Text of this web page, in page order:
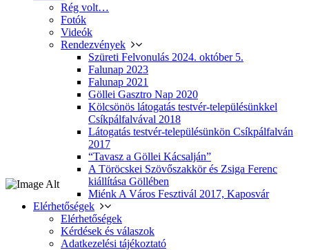
Rég volt…
Fotók
Videók
Rendezvények
Szüreti Felvonulás 2024. október 5.
Falunap 2023
Falunap 2021
Göllei Gasztro Nap 2020
Kölcsönös látogatás testvér-településünkkel
Csíkpálfalvával 2018
Látogatás testvér-településünkön Csíkpálfalván
2017
“Tavasz a Göllei Kácsalján”
A Töröcskei Szövőszakkör és Zsiga Ferenc
kiállítása Göllében
Miénk A Város Fesztivál 2017, Kaposvár
Elérhetőségek
Elérhetőségek
Kérdések és válaszok
Adatkezelési tájékoztató